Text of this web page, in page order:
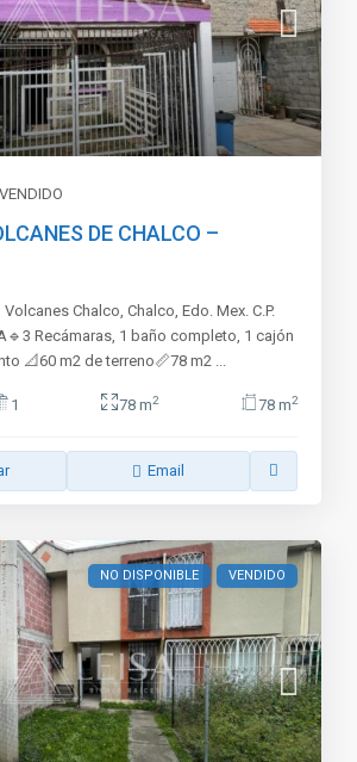
VENDIDO
DE CHALCO –
Chalco, Chalco, Edo. Mex. C.P.
Recámaras, 1 baño completo, 1 cajón
📐60 m2 de terreno📏78 m2 ...
1 78 m2 78 m2
Email
NO DISPONIBLE VENDIDO